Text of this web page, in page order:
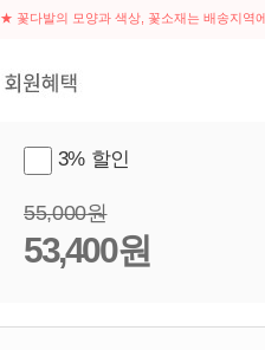
★ 꽃다발의 모양과 색상, 꽃소재는 배송지역
3% 할인
55,000원
53,400원